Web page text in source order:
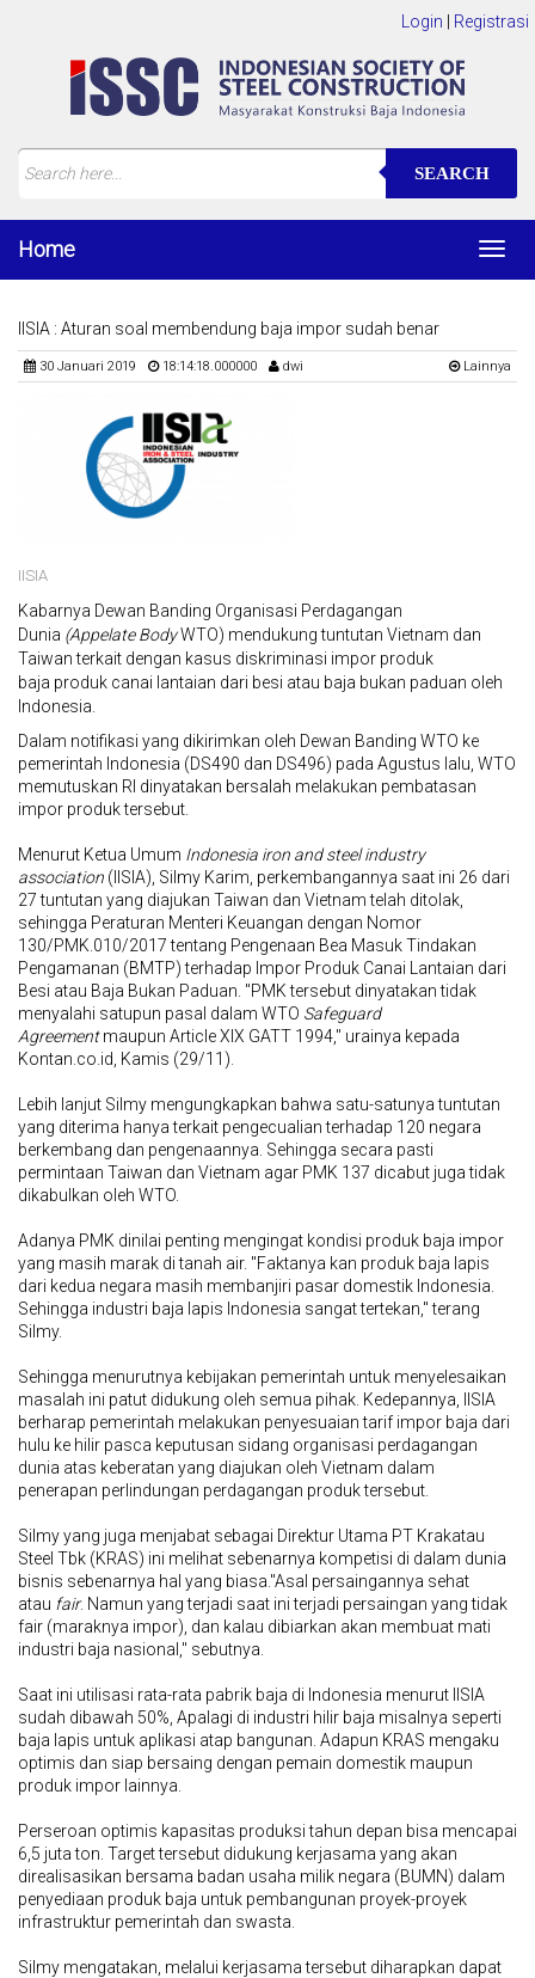
Login Registrasi
SEARCH
Home
IISIA : Aturan soal membendung baja impor sudah benar
30 Januari 2019 18:14:18.000000 dwi Lainnya
IISIA
Kabarnya Dewan Banding Organisasi Perdagangan
Dunia (Appelate BodyWTO) mendukung tuntutan Vietnam dan
Taiwan terkait dengan kasus diskriminasi impor produk
baja produk canai lantaian dari besi atau baja bukan paduan oleh
Indonesia.
Dalam notifikasi yang dikirimkan oleh Dewan Banding WTO ke
pemerintah Indonesia (DS490 dan DS496) pada Agustus lalu, WTO
memutuskan RI dinyatakan bersalah melakukan pembatasan
impor produk tersebut.
Menurut Ketua Umum Indonesia iron and steel industry
association (IISIA), Silmy Karim, perkembangannya saat ini 26 dari
27 tuntutan yang diajukan Taiwan dan Vietnam telah ditolak,
sehingga Peraturan Menteri Keuangan dengan Nomor
130/PMK.010/2017 tentang Pengenaan Bea Masuk Tindakan
Pengamanan (BMTP) terhadap Impor Produk Canai Lantaian dari
Besi atau Baja Bukan Paduan. "PMK tersebut dinyatakan tidak
menyalahi satupun pasal dalam WTO Safeguard
Agreementmaupun Article XIX GATT 1994," urainya kepada
Kontan.co.id, Kamis (29/11).
Lebih lanjut Silmy mengungkapkan bahwa satu-satunya tuntutan
yang diterima hanya terkait pengecualian terhadap 120 negara
berkembang dan pengenaannya. Sehingga secara pasti
permintaan Taiwan dan Vietnam agar PMK 137 dicabut juga tidak
dikabulkan oleh WTO.
Adanya PMK dinilai penting mengingat kondisi produk baja impor
yang masih marak di tanah air. "Faktanya kan produk baja lapis
dari kedua negara masih membanjiri pasar domestik Indonesia.
Sehingga industri baja lapis Indonesia sangat tertekan," terang
Silmy.
Sehingga menurutnya kebijakan pemerintah untuk menyelesaikan
masalah ini patut didukung oleh semua pihak. Kedepannya, IISIA
berharap pemerintah melakukan penyesuaian tarif impor baja dari
hulu ke hilir pasca keputusan sidang organisasi perdagangan
dunia atas keberatan yang diajukan oleh Vietnam dalam
penerapan perlindungan perdagangan produk tersebut.
Silmy yang juga menjabat sebagai Direktur Utama PT Krakatau
Steel Tbk (KRAS) ini melihat sebenarnya kompetisi di dalam dunia
bisnis sebenarnya hal yang biasa."Asal persaingannya sehat
atau fair. Namun yang terjadi saat ini terjadi persaingan yang tidak
fair (maraknya impor), dan kalau dibiarkan akan membuat mati
industri baja nasional," sebutnya.
Saat ini utilisasi rata-rata pabrik baja di Indonesia menurut IISIA
sudah dibawah 50%, Apalagi di industri hilir baja misalnya seperti
baja lapis untuk aplikasi atap bangunan. Adapun KRAS mengaku
optimis dan siap bersaing dengan pemain domestik maupun
produk impor lainnya.
Perseroan optimis kapasitas produksi tahun depan bisa mencapai
6,5 juta ton. Target tersebut didukung kerjasama yang akan
direalisasikan bersama badan usaha milik negara (BUMN) dalam
penyediaan produk baja untuk pembangunan proyek-proyek
infrastruktur pemerintah dan swasta.
Silmy mengatakan, melalui kerjasama tersebut diharapkan dapat